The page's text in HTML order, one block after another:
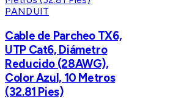
PANDUIT
Cable de Parcheo TX6,
UTP Cat6, Diámetro
Reducido (28AWG),
Color Azul, 10 Metros
(32.81 Pies)